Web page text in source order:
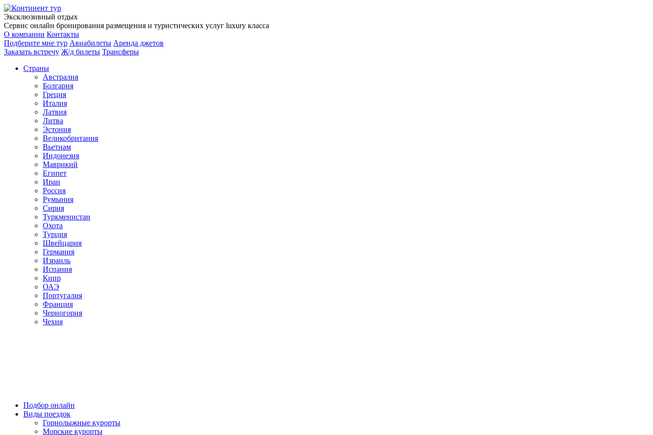
Эксклюзивный отдых
Сервис онлайн бронирования размещения и туристических услуг luxury класса
О компании Контакты
Подберите мне тур Авиабилеты Аренда джетов
Заказать встречу Ж/д билеты Трансферы
Страны
Австралия
Болгария
Греция
Италия
Латвия
Литва
Эстония
Великобритания
Вьетнам
Индонезия
Маврикий
Египет
Иран
Россия
Румыния
Сирия
Туркменистан
Охота
Турция
Швейцария
Германия
Израиль
Испания
Кипр
ОАЭ
Португалия
Франция
Черногория
Чехия
Подбор онлайн
Виды поездок
Горнолыжные курорты
Морские курорты